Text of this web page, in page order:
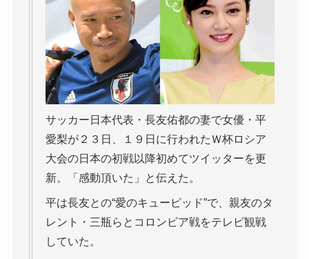
サッカー日本代表・長友佑都の妻で女優・平
愛梨が２３日、１９日に行われたＷ杯ロシア
大会の日本の初戦以降初めてツイッターを更
新。「感動頂いた」と伝えた。
平は長友との“愛のキューピッド”で、親友のタ
レント・三瓶らとコロンビア戦をテレビ観戦
していた。